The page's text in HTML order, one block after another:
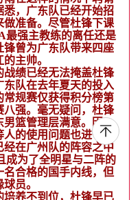
，广东队已经开始招
准备。尽管杜锋下课
最强主教练的离任还是
曾为广东队带来四座
主帅。
战绩已经无法掩盖杜锋
东队在去年夏天的投入
常规赛仅获得积分榜第
八强。毫无疑问，杜锋
男篮管理层满意。因
的使用问题也进一步
在广州队的阵容之中
成为了全明星与二阵的
合格的国手内线，但
员。
养不到位，杜锋早已